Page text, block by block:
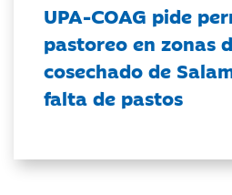
UPA-COAG pide
pastoreo en zonas
cosechado de
falta de pastos